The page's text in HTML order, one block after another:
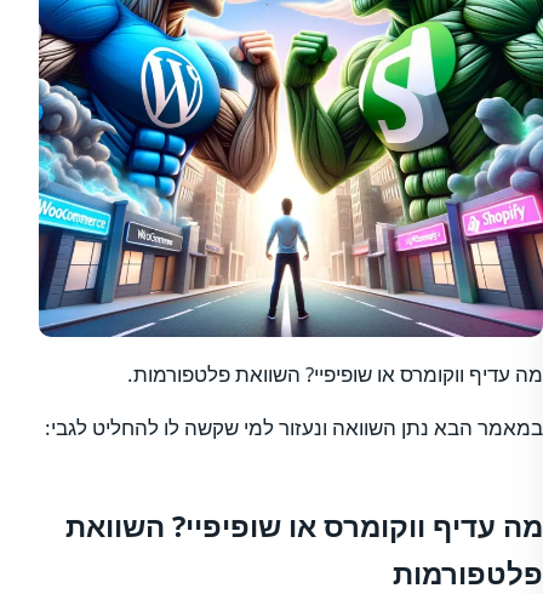
מה עדיף ווקומרס או שופיפיי? השוואת פלטפורמות.
במאמר הבא נתן השוואה ונעזור למי שקשה לו להחליט לגבי:
מה עדיף ווקומרס או שופיפיי? השוואת
פלטפורמות